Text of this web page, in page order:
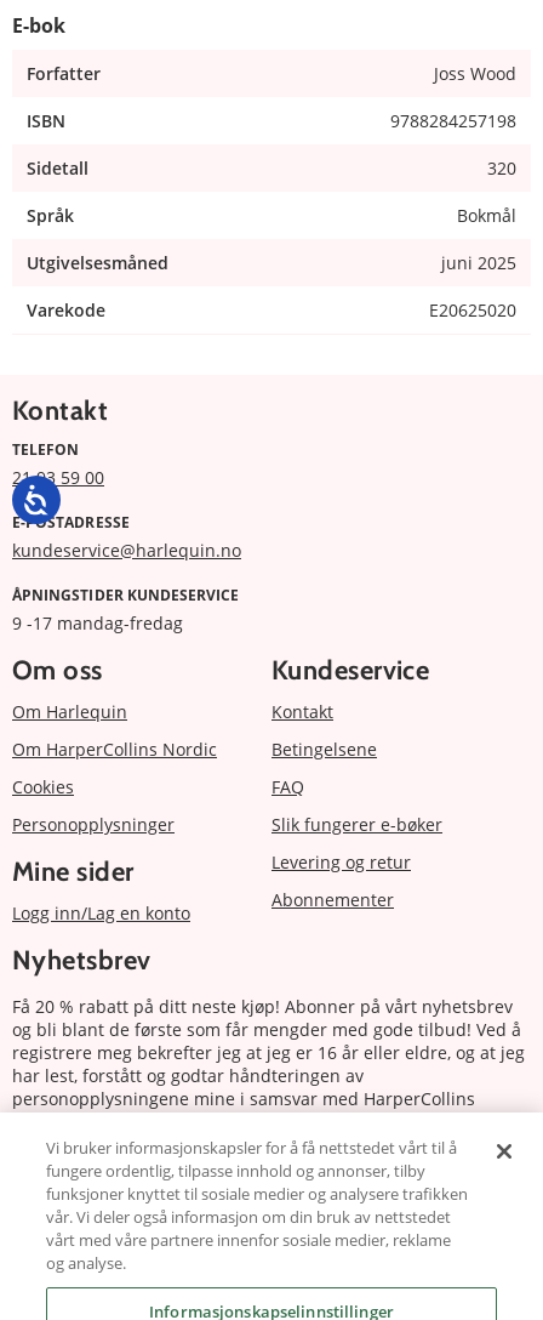
E-bok
Forfatter Joss Wood
ISBN 9788284257198
Sidetall 320
Språk Bokmål
Utgivelsesmåned juni 2025
Varekode E20625020
Kontakt
TELEFON
21 93 59 00
E-POSTADRESSE
kundeservice@harlequin.no
ÅPNINGSTIDER KUNDESERVICE
9 -17 mandag-fredag
Om oss
Om Harlequin
Om HarperCollins Nordic
Cookies
Personopplysninger
Mine sider
Logg inn/Lag en konto
Kundeservice
Kontakt
Betingelsene
FAQ
Slik fungerer e-bøker
Levering og retur
Abonnementer
Nyhetsbrev
Få 20 % rabatt på ditt neste kjøp! Abonner på vårt nyhetsbrev
og bli blant de første som får mengder med gode tilbud! Ved å
registrere meg bekrefter jeg at jeg er 16 år eller eldre, og at jeg
har lest, forstått og godtar håndteringen av
personopplysningene mine i samsvar med HarperCollins
Abonnere
Følg oss
Vi bruker informasjonskapsler for å få nettstedet vårt til å
fungere ordentlig, tilpasse innhold og annonser, tilby
funksjoner knyttet til sosiale medier og analysere trafikken
vår. Vi deler også informasjon om din bruk av nettstedet
vårt med våre partnere innenfor sosiale medier, reklame
og analyse.
Informasjonskapselinnstillinger